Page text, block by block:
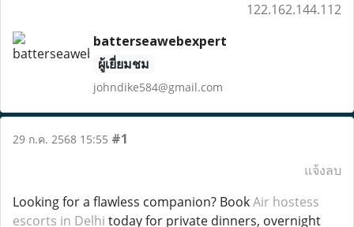
122.162.144.112
batterseawebexpert
ผู้เยี่ยมชม
johndike584@gmail.com
29 ก.ค. 2568 15:55 #1
แจ้งลบ
Looking for a flawless companion? BookAir hostess
escorts in Delhi today for private dinners, overnight